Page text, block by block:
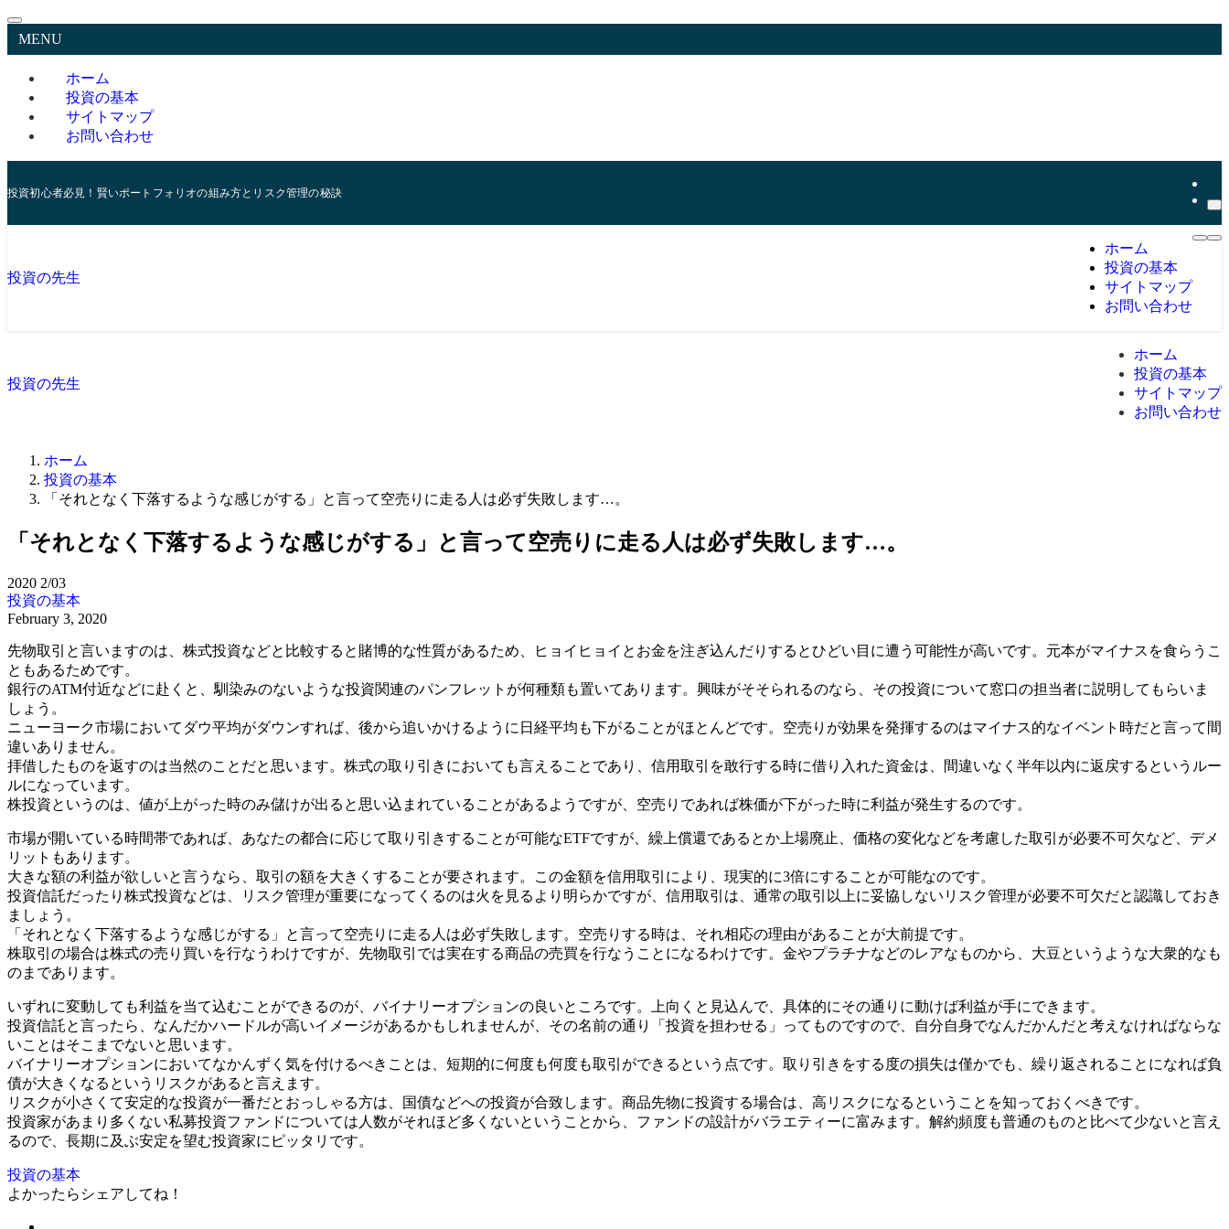
MENU
ホーム
投資の基本
サイトマップ
お問い合わせ
投資初心者必見！賢いポートフォリオの組み方とリスク管理の秘訣
投資の先生
ホーム
投資の基本
サイトマップ
お問い合わせ
投資の先生
ホーム
投資の基本
サイトマップ
お問い合わせ
ホーム
投資の基本
「それとなく下落するような感じがする」と言って空売りに走る人は必ず失敗します…。
「それとなく下落するような感じがする」と言って空売りに走る人は必ず失敗します…。
2020 2/03
投資の基本
February 3, 2020
先物取引と言いますのは、株式投資などと比較すると賭博的な性質があるため、ヒョイヒョイとお金を注ぎ込んだりするとひどい目に遭う可能性が高いです。元本がマイナスを食らうこ
ともあるためです。
銀行のATM付近などに赴くと、馴染みのないような投資関連のパンフレットが何種類も置いてあります。興味がそそられるのなら、その投資について窓口の担当者に説明してもらいま
しょう。
ニューヨーク市場においてダウ平均がダウンすれば、後から追いかけるように日経平均も下がることがほとんどです。空売りが効果を発揮するのはマイナス的なイベント時だと言って間
違いありません。
拝借したものを返すのは当然のことだと思います。株式の取り引きにおいても言えることであり、信用取引を敢行する時に借り入れた資金は、間違いなく半年以内に返戻するというルー
ルになっています。
株投資というのは、値が上がった時のみ儲けが出ると思い込まれていることがあるようですが、空売りであれば株価が下がった時に利益が発生するのです。
市場が開いている時間帯であれば、あなたの都合に応じて取り引きすることが可能なETFですが、繰上償還であるとか上場廃止、価格の変化などを考慮した取引が必要不可欠など、デメ
リットもあります。
大きな額の利益が欲しいと言うなら、取引の額を大きくすることが要されます。この金額を信用取引により、現実的に3倍にすることが可能なのです。
投資信託だったり株式投資などは、リスク管理が重要になってくるのは火を見るより明らかですが、信用取引は、通常の取引以上に妥協しないリスク管理が必要不可欠だと認識しておき
ましょう。
「それとなく下落するような感じがする」と言って空売りに走る人は必ず失敗します。空売りする時は、それ相応の理由があることが大前提です。
株取引の場合は株式の売り買いを行なうわけですが、先物取引では実在する商品の売買を行なうことになるわけです。金やプラチナなどのレアなものから、大豆というような大衆的なも
のまであります。
いずれに変動しても利益を当て込むことができるのが、バイナリーオプションの良いところです。上向くと見込んで、具体的にその通りに動けば利益が手にできます。
投資信託と言ったら、なんだかハードルが高いイメージがあるかもしれませんが、その名前の通り「投資を担わせる」ってものですので、自分自身でなんだかんだと考えなければならな
いことはそこまでないと思います。
バイナリーオプションにおいてなかんずく気を付けるべきことは、短期的に何度も何度も取引ができるという点です。取り引きをする度の損失は僅かでも、繰り返されることになれば負
債が大きくなるというリスクがあると言えます。
リスクが小さくて安定的な投資が一番だとおっしゃる方は、国債などへの投資が合致します。商品先物に投資する場合は、高リスクになるということを知っておくべきです。
投資家があまり多くない私募投資ファンドについては人数がそれほど多くないということから、ファンドの設計がバラエティーに富みます。解約頻度も普通のものと比べて少ないと言え
るので、長期に及ぶ安定を望む投資家にピッタリです。
投資の基本
よかったらシェアしてね！